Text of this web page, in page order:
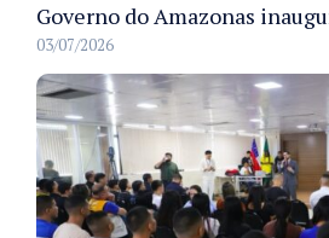
03/07/2026